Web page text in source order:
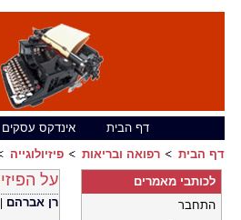
דף הבית אינדקס עסקים
דף הבית
רפואה ובריאות פיזיולוגייה
על
רן אברהם
לכותבי מאמרים
התחבר